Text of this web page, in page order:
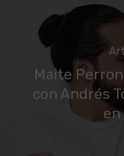
Maite
con Andrés